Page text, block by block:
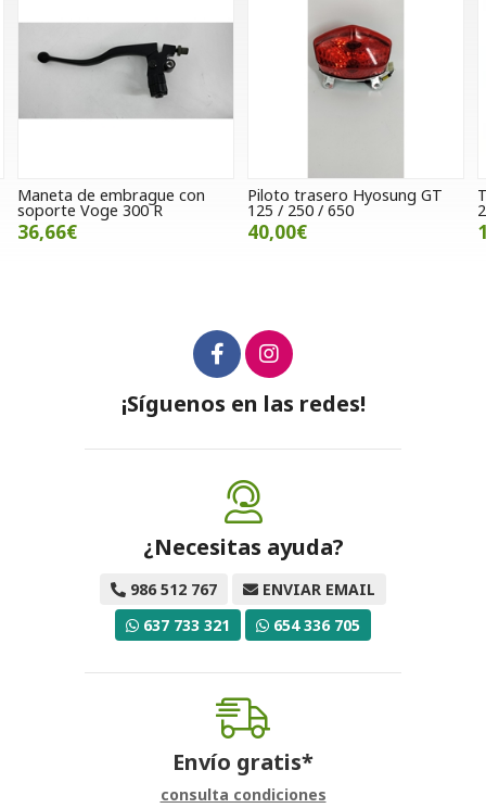
Piloto trasero Hyosung GT
125 / 250 / 650
40,00€
Tapa lateral izquierda Gasgas
280cc trial
18,00€
¡Síguenos en las redes!
¿Necesitas ayuda?
986 512 767
ENVIAR EMAIL
637 733 321
654 336 705
Envío gratis*
consulta condiciones